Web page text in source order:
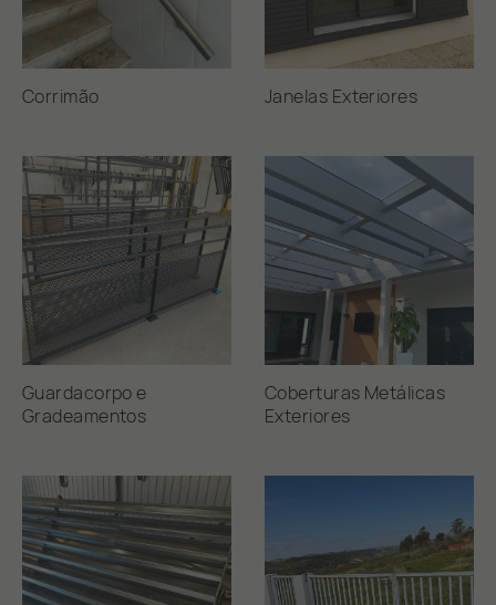
Galvanizado
Limpar Pesquisa
Corrimão Janelas Exteriores
Guardacorpo e
Gradeamentos
Coberturas Metálicas
Exteriores